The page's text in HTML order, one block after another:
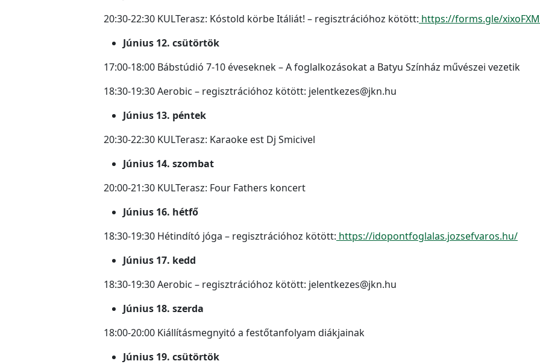
20:30-22:30 KULTerasz: Kóstold körbe Itáliát! – regisztrációhoz kötött: https://forms.gle/
Június 12. csütörtök
17:00-18:00 Bábstúdió 7-10 éveseknek – A foglalkozásokat a Batyu Színház művészei vezetik
18:30-19:30 Aerobic – regisztrációhoz kötött: jelentkezes@jkn.hu
Június 13. péntek
20:30-22:30 KULTerasz: Karaoke est Dj Smicivel
Június 14. szombat
20:00-21:30 KULTerasz: Four Fathers koncert
Június 16. hétfő
18:30-19:30 Hétindító jóga – regisztrációhoz kötött: https://idopontfoglalas.jozsefvaros.hu/
Június 17. kedd
18:30-19:30 Aerobic – regisztrációhoz kötött: jelentkezes@jkn.hu
Június 18. szerda
18:00-20:00 Kiállításmegnyitó a festőtanfolyam diákjainak
Június 19. csütörtök